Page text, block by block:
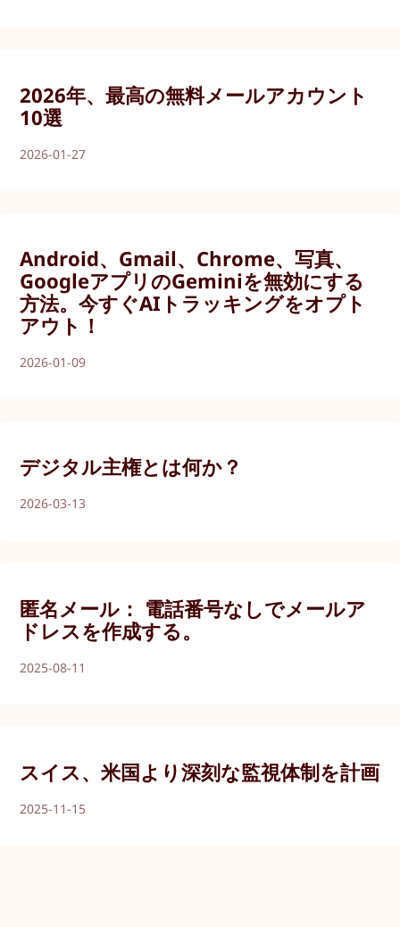
2026年、最高の無料メールアカウント
10選
2026-01-27
Android、Gmail、Chrome、写真、
GoogleアプリのGeminiを無効にする
方法。今すぐAIトラッキングをオプト
アウト！
2026-01-09
デジタル主権とは何か？
2026-03-13
匿名メール： 電話番号なしでメールア
ドレスを作成する。
2025-08-11
スイス、米国より深刻な監視体制を計画
2025-11-15